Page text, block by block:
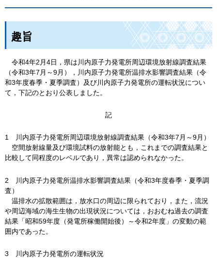
趣旨
令和4年2月4日 ，県は川内原子力発電所周辺環境放射線調査結果
（令和3年7月～9月），川内原子力発電所温排水影響調査結果（令
和3年度春季・夏季調査）及び川内原子力発電所の運転状況につい
て，下記のとおり公表しました。
記
1 川内原子力発電所周辺環境放射線調査結果（令和3年7月～9月）
空間放射線量及び環境試料の放射能とも，これまでの調査結果と
比較して同程度のレベルであり，異常は認められなかった。
2 川内原子力発電所温排水影響調査結果（令和3年度春季・夏季調
査）
温排水の拡散範囲は，放水口の周辺に限られており，また，流況
や周辺海域の海生生物の出現状況については，おおむね過去の調査
結果「昭和59年度（発電所稼働開始後）～令和2年度」の変動の範
囲内であった。
3 川内原子力発電所の運転状況